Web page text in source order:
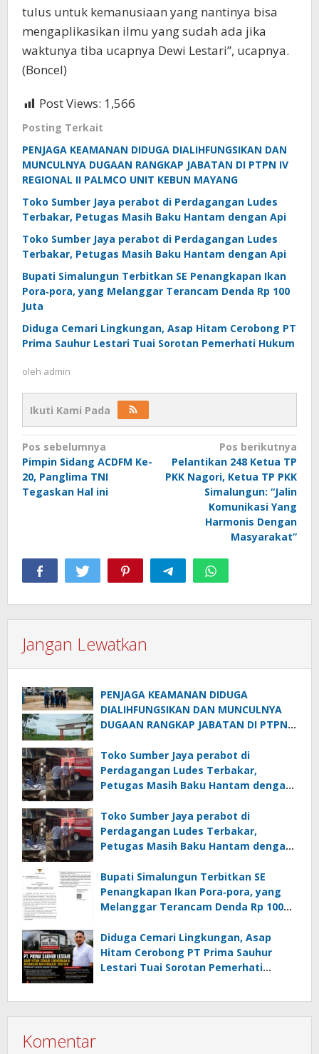
tulus untuk kemanusiaan yang nantinya bisa
mengaplikasikan ilmu yang sudah ada jika
waktunya tiba ucapnya Dewi Lestari”, ucapnya.
(Boncel)
Post Views: 1,566
Posting Terkait
PENJAGA KEAMANAN DIDUGA DIALIHFUNGSIKAN DAN
MUNCULNYA DUGAAN RANGKAP JABATAN DI PTPN IV
REGIONAL II PALMCO UNIT KEBUN MAYANG
Toko Sumber Jaya perabot di Perdagangan Ludes
Terbakar, Petugas Masih Baku Hantam dengan Api
Toko Sumber Jaya perabot di Perdagangan Ludes
Terbakar, Petugas Masih Baku Hantam dengan Api
Bupati Simalungun Terbitkan SE Penangkapan Ikan
Pora‑pora, yang Melanggar Terancam Denda Rp 100
Juta
Diduga Cemari Lingkungan, Asap Hitam Cerobong PT
Prima Sauhur Lestari Tuai Sorotan Pemerhati Hukum
oleh admin
Ikuti Kami Pada
Navigasi
pos
Pos sebelumnya
Pimpin Sidang ACDFM Ke-
20, Panglima TNI
Tegaskan Hal ini
Pos berikutnya
Pelantikan 248 Ketua TP
PKK Nagori, Ketua TP PKK
Simalungun: “Jalin
Komunikasi Yang
Harmonis Dengan
Masyarakat”
Jangan Lewatkan
PENJAGA KEAMANAN DIDUGA
DIALIHFUNGSIKAN DAN MUNCULNYA
DUGAAN RANGKAP JABATAN DI PTPN
MAYANG
Toko Sumber Jaya perabot di
Perdagangan Ludes Terbakar,
Petugas Masih Baku Hantam dengan
Toko Sumber Jaya perabot di
Perdagangan Ludes Terbakar,
Petugas Masih Baku Hantam dengan
Bupati Simalungun Terbitkan SE
Penangkapan Ikan Pora‑pora, yang
Melanggar Terancam Denda Rp 100
Diduga Cemari Lingkungan, Asap
Hitam Cerobong PT Prima Sauhur
Lestari Tuai Sorotan Pemerhati
Komentar